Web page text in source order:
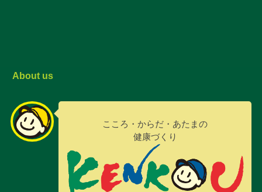
About us
こころ・からだ・あたまの
健康づくり